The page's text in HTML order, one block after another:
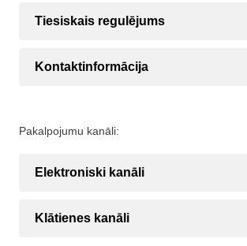
Tiesiskais regulējums
Kontaktinformācija
Pakalpojumu kanāli:
Elektroniski kanāli
Klātienes kanāli